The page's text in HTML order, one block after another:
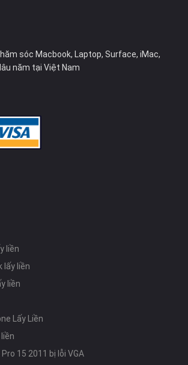
sóc Macbook, Laptop, Surface, iMac,
năm tại Việt Nam
liền
lấy liền
liền
Lấy Liền
15 2011 bị lỗi VGA